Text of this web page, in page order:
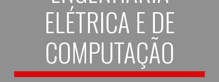
ELÉTRICA E DE
COMPUTAÇÃO